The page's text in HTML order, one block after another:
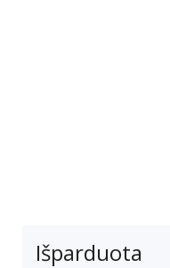
Išparduota